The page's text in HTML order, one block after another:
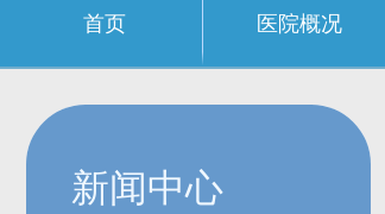
首页 医院概况
新闻中心